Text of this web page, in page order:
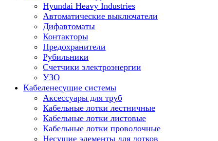
Hyundai Heavy Industries
Автоматические выключатели
Дифавтоматы
Контакторы
Предохранители
Рубильники
Счетчики электроэнергии
УЗО
Кабеленесущие системы
Аксессуары для труб
Кабельные лотки лестничные
Кабельные лотки листовые
Кабельные лотки проволочные
Несущие элементы для лотков